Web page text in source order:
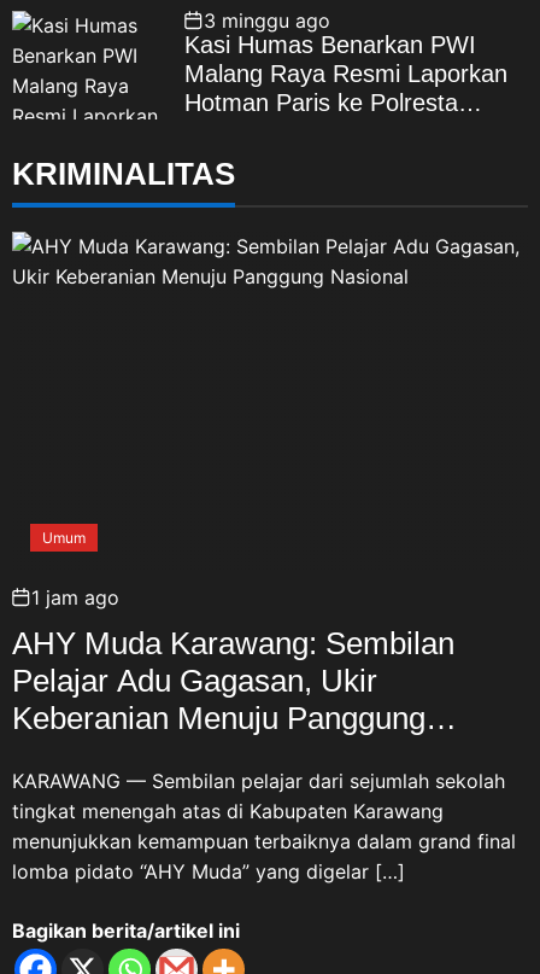
Dipertaruhkan
3 minggu ago
Kasi Humas Benarkan PWI
Malang Raya Resmi Laporkan
Hotman Paris ke Polresta
KRIMINALITAS
Umum
1 jam ago
AHY Muda Karawang: Sembilan
Pelajar Adu Gagasan, Ukir
Keberanian Menuju Panggung
KARAWANG — Sembilan pelajar dari sejumlah sekolah
tingkat menengah atas di Kabupaten Karawang
menunjukkan kemampuan terbaiknya dalam grand final
lomba pidato “AHY Muda” yang digelar […]
Bagikan berita/artikel ini